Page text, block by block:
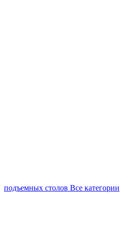
подъемных столов Все категории